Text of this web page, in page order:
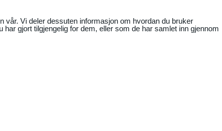
vår. Vi deler dessuten informasjon om hvordan du bruker
gjort tilgjengelig for dem, eller som de har samlet inn gjennom